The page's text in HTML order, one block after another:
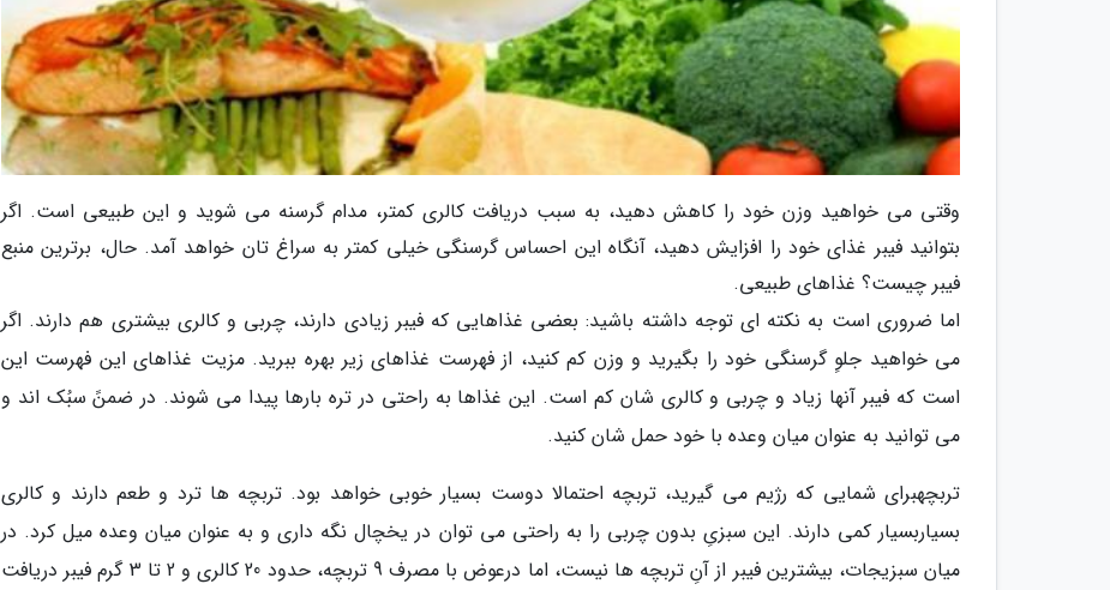
وقتی می خواهید وزن خود را کاهش دهید، به سبب دریافت کالری کمتر، مدام گرسنه می شوید و این طبیعی است. اگر
بتوانید فیبر غذای خود را افزایش دهید، آنگاه این احساس گرسنگی خیلی کمتر به سراغ تان خواهد آمد. حال، برترین منبع
فیبر چیست؟ غذاهای طبیعی.
اما ضروری است به نکته ای توجه داشته باشید: بعضی غذاهایی که فیبر زیادی دارند، چربی و کالری بیشتری هم دارند. اگر
می خواهید جلوِ گرسنگی خود را بگیرید و وزن کم کنید، از فهرست غذاهای زیر بهره ببرید. مزیت غذاهای این فهرست این
است که فیبر آنها زیاد و چربی و کالری شان کم است. این غذاها به راحتی در تره بارها پیدا می شوند. در ضمنً سبُک اند و
می توانید به عنوان میان وعده با خود حمل شان کنید.
تربچهبرای شمایی که رژیم می گیرید، تربچه احتمالا دوست بسیار خوبی خواهد بود. تربچه ها ترد و طعم دارند و کالری
بسیاربسیار کمی دارند. این سبزیِ بدون چربی را به راحتی می توان در یخچال نگه داری و به عنوان میان وعده میل کرد. در
میان سبزیجات، بیشترین فیبر از آنِ تربچه ها نیست، اما درعوض با مصرف 9 تربچه، حدود 20 کالری و 2 تا 3 گرم فیبر دریافت